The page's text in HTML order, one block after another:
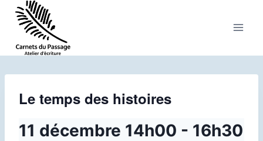
Aller
contenu
Le temps des histoires
11 décembre 14h00 - 16h30